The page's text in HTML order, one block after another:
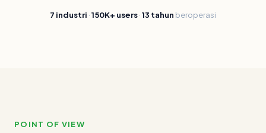
7 industri ·150K+ users·13 tahun beroperasi
POINT OF VIEW